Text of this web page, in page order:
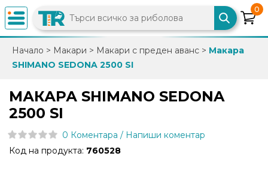
×
0882
086
info@trfish.com
0
Начало > Макари > Макари с преден аванс > Макара
SHIMANO SEDONA 2500 SI
МАКАРА SHIMANO SEDONA
2500 SI
0 Коментара / Напиши коментар
Код на продукта: 760528